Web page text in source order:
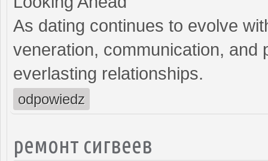
As dating continues to evolve
veneration, communication, and
everlasting relationships.
odpowiedz
ремонт сигвеев